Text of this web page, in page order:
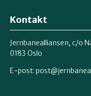
Kontakt
Jernbanealliansen, c/o
0183 Oslo
E-post: